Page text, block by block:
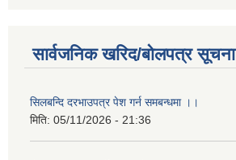
सार्वजनिक खरिद/बोलपत्र सूचना
सिलबन्दि दरभाउपत्र पेश गर्न समबन्धमा ।।
मिति: 05/11/2026 - 21:36